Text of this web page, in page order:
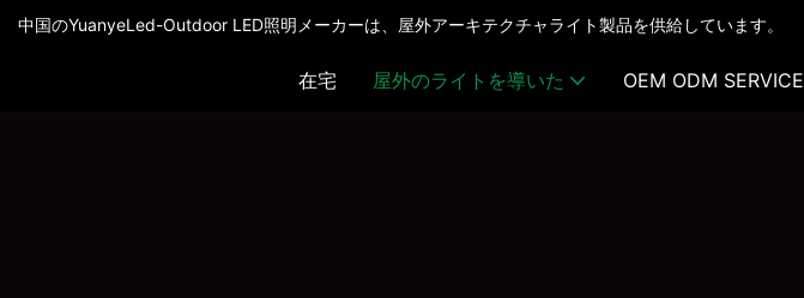
中国のYuanyeLed-Outdoor LED照明メーカーは、屋外アーキテクチャライト製品を供給しています。
在宅 屋外のライトを導いた OEM ODM SERVICE